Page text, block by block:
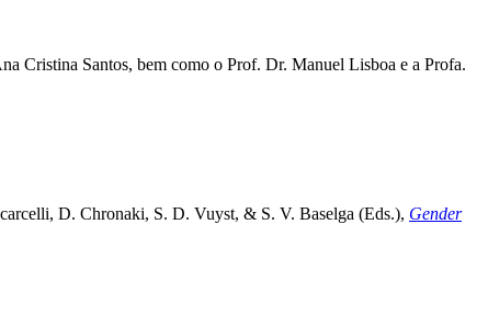
Cristina Santos, bem como o Prof. Dr. Manuel Lisboa e a Profa.
D. Chronaki, S. D. Vuyst, & S. V. Baselga (Eds.), Gender